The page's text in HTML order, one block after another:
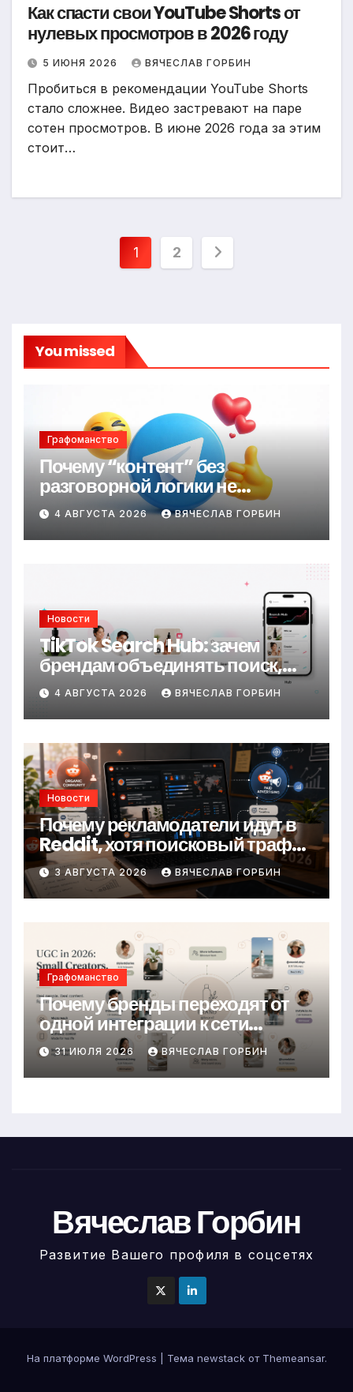
Как спасти свои YouTube Shorts от
нулевых просмотров в 2026 году
5 ИЮНЯ 2026 ВЯЧЕСЛАВ ГОРБИН
Пробиться в рекомендации YouTube Shorts
стало сложнее. Видео застревают на паре
сотен просмотров. В июне 2026 года за этим
стоит…
Пагинация
1 2
You missed
Графоманство
Почему “контент” без
разговорной логики не
удерживает
4 АВГУСТА 2026 ВЯЧЕСЛАВ ГОРБИН
Новости
TikTok Search Hub: зачем
брендам объединять поиск,
блогеров и UGC
4 АВГУСТА 2026 ВЯЧЕСЛАВ ГОРБИН
Новости
Почему рекламодатели идут в
Reddit, хотя поисковый трафик
падает
3 АВГУСТА 2026 ВЯЧЕСЛАВ ГОРБИН
Графоманство
Почему бренды переходят от
одной интеграции к сети
небольших авторов
31 ИЮЛЯ 2026 ВЯЧЕСЛАВ ГОРБИН
Вячеслав Горбин
Развитие Вашего профиля в соцсетях
На платформе WordPress Тема newstack от Themeansar.